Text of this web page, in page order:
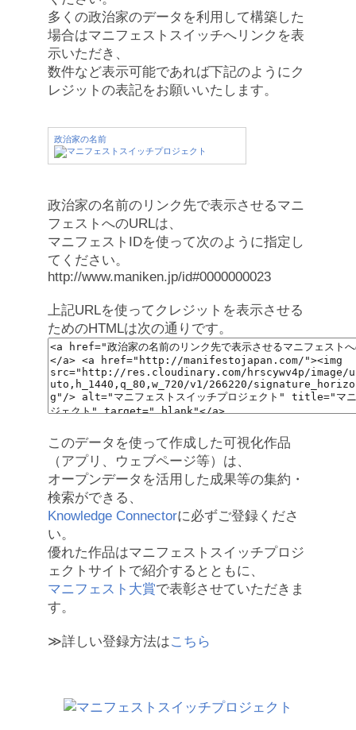
多くの政治家のデータを利用して構築した
場合はマニフェストスイッチへリンクを表
示いただき、
数件など表示可能であれば下記のようにク
レジットの表記をお願いいたします。
政治家の名前
政治家の名前のリンク先で表示させるマニ
フェストへのURLは、
マニフェストIDを使って次のように指定し
てください。
http://www.maniken.jp/id#0000000023
上記URLを使ってクレジットを表示させる
ためのHTMLは次の通りです。
このデータを使って作成した可視化作品
（アプリ、ウェブページ等）は、
オープンデータを活用した成果等の集約・
検索ができる、
Knowledge Connectorに必ずご登録くださ
い。
優れた作品はマニフェストスイッチプロジ
ェクトサイトで紹介するとともに、
マニフェスト大賞で表彰させていただきま
す。
≫詳しい登録方法はこちら